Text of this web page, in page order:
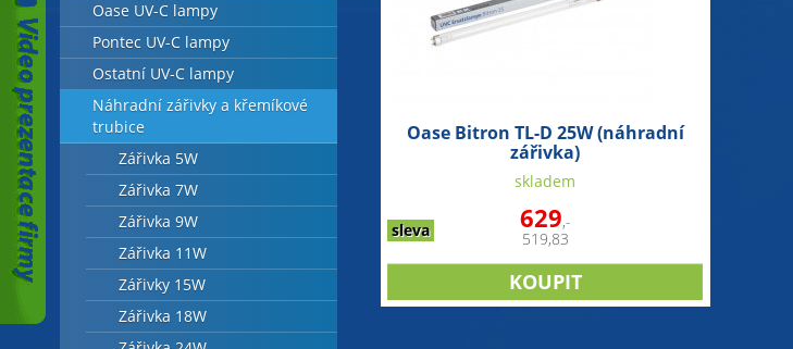
Oase Bitron TL-D 25W (náhradní
zářivka)
sleva
skladem
629,-
519,83
Oase UV-C lampy
Pontec UV-C lampy
Ostatní UV-C lampy
Náhradní zářivky a křemíkové
trubice
Zářivka 5W
Zářivka 7W
Zářivka 9W
Zářivka 11W
Zářivky 15W
Zářivka 18W